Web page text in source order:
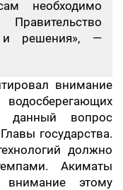
необходимо
и решения», —
внимание
данный вопрос
государства.
должно
Акиматы
этому